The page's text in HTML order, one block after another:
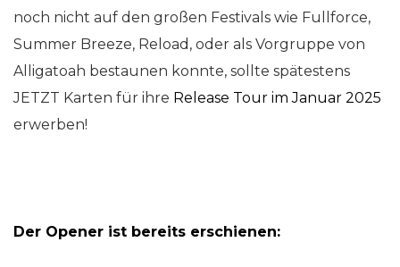
noch nicht auf den großen Festivals wie Fullforce,
Summer Breeze, Reload, oder als Vorgruppe von
Alligatoah bestaunen konnte, sollte spätestens
JETZT Karten für ihre Release Tour im Januar 2025
erwerben!
Der Opener ist bereits erschienen: